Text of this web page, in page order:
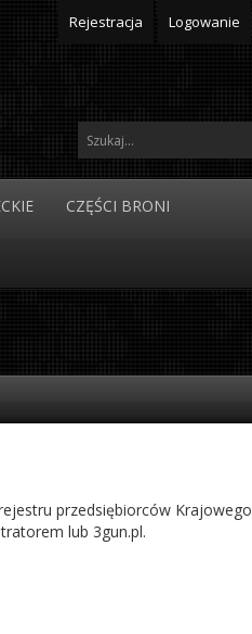
Rejestracja Logowanie
CZĘŚCI BRONI
przedsiębiorców Krajowego
lub 3gun.pl.